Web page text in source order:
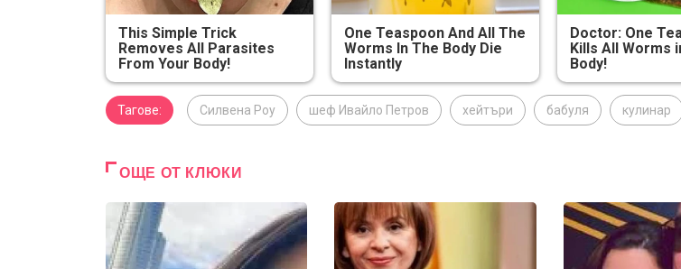
This Simple Trick
Removes All Parasites
From Your Body!
One Teaspoon And All The
Worms In The Body Die
Instantly
Doctor: One
Kills All Worms
Body!
Тагове: Силвена Роу шеф Ивайло Петров хейтъри бабуля кулинар
ОЩЕ ОТ КЛЮКИ